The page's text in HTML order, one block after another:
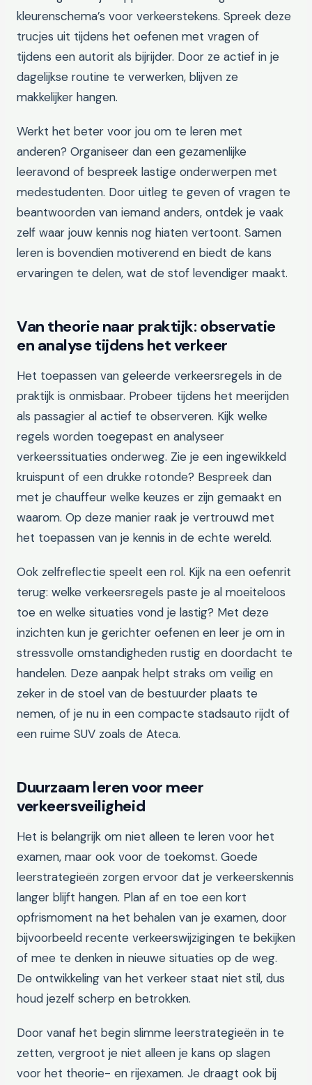
kleurenschema’s voor verkeerstekens. Spreek deze
trucjes uit tijdens het oefenen met vragen of
tijdens een autorit als bijrijder. Door ze actief in je
dagelijkse routine te verwerken, blijven ze
makkelijker hangen.
Werkt het beter voor jou om te leren met
anderen? Organiseer dan een gezamenlijke
leeravond of bespreek lastige onderwerpen met
medestudenten. Door uitleg te geven of vragen te
beantwoorden van iemand anders, ontdek je vaak
zelf waar jouw kennis nog hiaten vertoont. Samen
leren is bovendien motiverend en biedt de kans
ervaringen te delen, wat de stof levendiger maakt.
Van theorie naar praktijk: observatie
en analyse tijdens het verkeer
Het toepassen van geleerde verkeersregels in de
praktijk is onmisbaar. Probeer tijdens het meerijden
als passagier al actief te observeren. Kijk welke
regels worden toegepast en analyseer
verkeerssituaties onderweg. Zie je een ingewikkeld
kruispunt of een drukke rotonde? Bespreek dan
met je chauffeur welke keuzes er zijn gemaakt en
waarom. Op deze manier raak je vertrouwd met
het toepassen van je kennis in de echte wereld.
Ook zelfreflectie speelt een rol. Kijk na een oefenrit
terug: welke verkeersregels paste je al moeiteloos
toe en welke situaties vond je lastig? Met deze
inzichten kun je gerichter oefenen en leer je om in
stressvolle omstandigheden rustig en doordacht te
handelen. Deze aanpak helpt straks om veilig en
zeker in de stoel van de bestuurder plaats te
nemen, of je nu in een compacte stadsauto rijdt of
een ruime SUV zoals de Ateca.
Duurzaam leren voor meer
verkeersveiligheid
Het is belangrijk om niet alleen te leren voor het
examen, maar ook voor de toekomst. Goede
leerstrategieën zorgen ervoor dat je verkeerskennis
langer blijft hangen. Plan af en toe een kort
opfrismoment na het behalen van je examen, door
bijvoorbeeld recente verkeerswijzigingen te bekijken
of mee te denken in nieuwe situaties op de weg.
De ontwikkeling van het verkeer staat niet stil, dus
houd jezelf scherp en betrokken.
Door vanaf het begin slimme leerstrategieën in te
zetten, vergroot je niet alleen je kans op slagen
voor het theorie- en rijexamen. Je draagt ook bij